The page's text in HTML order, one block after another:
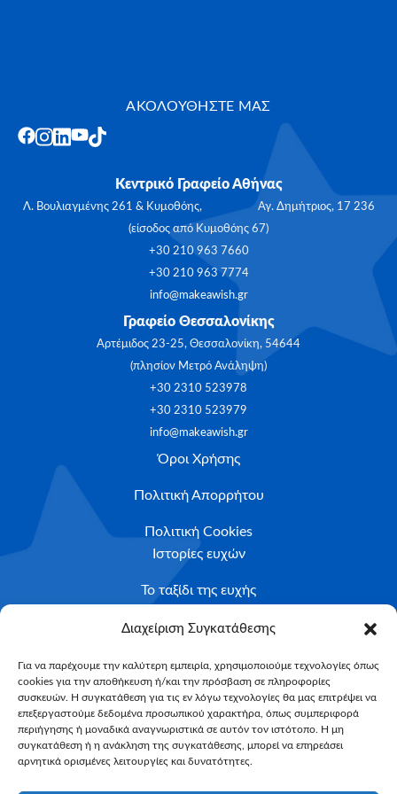
Διαχείριση Συγκατάθεσης
Για να παρέχουμε την καλύτερη εμπειρία, χρησιμοποιούμε τεχνολογίες όπως
cookies για την αποθήκευση ή/και την πρόσβαση σε πληροφορίες
συσκευών. Η συγκατάθεση για τις εν λόγω τεχνολογίες θα μας επιτρέψει να
επεξεργαστούμε δεδομένα προσωπικού χαρακτήρα, όπως συμπεριφορά
περιήγησης ή μοναδικά αναγνωριστικά σε αυτόν τον ιστότοπο. Η μη
συγκατάθεση ή η ανάκληση της συγκατάθεσης, μπορεί να επηρεάσει
αρνητικά ορισμένες λειτουργίες και δυνατότητες.
ΑΚΟΛΟΥΘΗΣΤΕ ΜΑΣ
Κεντρικό Γραφείο Αθήνας
Λ. Βουλιαγμένης 261 & Κυμοθόης, Αγ. Δημήτριος, 17 236
(είσοδος από Κυμοθόης 67)
+30 210 963 7660
+30 210 963 7774
info@makeawish.gr
Γραφείο Θεσσαλονίκης
Αρτέμιδος 23-25, Θεσσαλονίκη, 54644
(πλησίον Μετρό Ανάληψη)
+30 2310 523978
+30 2310 523979
info@makeawish.gr
Όροι Χρήσης
Πολιτική Απορρήτου
Πολιτική Cookies
Ιστορίες ευχών
Το ταξίδι της ευχής
Κριτήρια Καταλληλότητας
Υποβολή Αιτήματος
NEWSLETTER
Email*